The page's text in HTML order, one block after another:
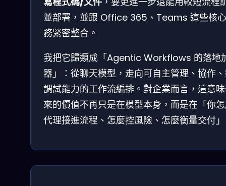
並部署，並跟 Office 365、Teams 這些核
務緊密整合。
我把它歸類成「Agentic Workflows 的落地
器」：從聊天模型，走向可自主管理、協作
調試能力的工作流編排。對企業而言，這意
來的價值不再只是在模型本身，而是在「你
代理接進流程、怎麼控風險、怎麼衡量交付